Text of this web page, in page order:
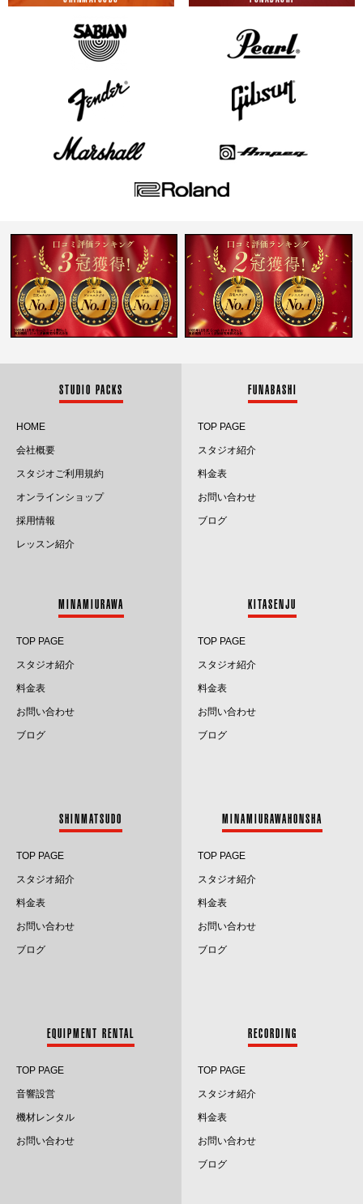
STUDIO PACKS
HOME
会社概要
スタジオご利用規約
オンラインショップ
採用情報
レッスン紹介
FUNABASHI
TOP PAGE
スタジオ紹介
料金表
お問い合わせ
ブログ
MINAMIURAWA
TOP PAGE
スタジオ紹介
料金表
お問い合わせ
ブログ
KITASENJU
TOP PAGE
スタジオ紹介
料金表
お問い合わせ
ブログ
SHINMATSUDO
TOP PAGE
スタジオ紹介
料金表
お問い合わせ
ブログ
MINAMIURAWAHONSHA
TOP PAGE
スタジオ紹介
料金表
お問い合わせ
ブログ
EQUIPMENT RENTAL
TOP PAGE
音響設営
機材レンタル
お問い合わせ
RECORDING
TOP PAGE
スタジオ紹介
料金表
お問い合わせ
ブログ